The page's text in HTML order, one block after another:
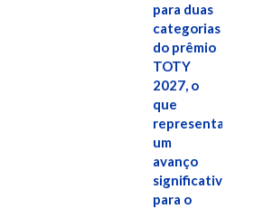
para duas
categorias
do prêmio
TOTY
2027, o
que
representa
um
avanço
significativo
para o